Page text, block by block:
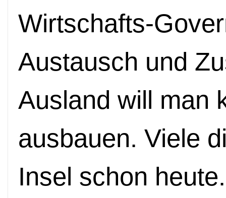
Wirtschafts-
Austausch und
Ausland will man
ausbauen. Viele
Insel schon